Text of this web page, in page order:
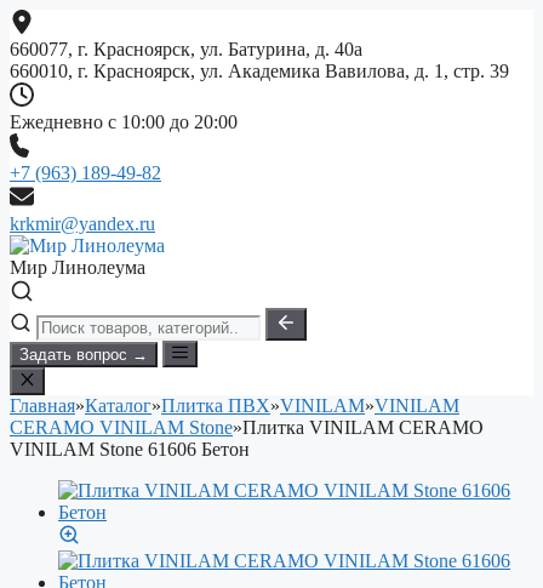
Перейти
к
содержимому
660077, г. Красноярск, ул. Батурина, д. 40а
660010, г. Красноярск, ул. Академика Вавилова, д. 1, стр. 39
Ежедневно с 10:00 до 20:00
+7 (963) 189-49-82
krkmir@yandex.ru
Мир Линолеума
Задать вопрос →
Главная»Каталог»Плитка ПВХ»VINILAM»VINILAM
CERAMO VINILAM Stone»Плитка VINILAM CERAMO
VINILAM Stone 61606 Бетон